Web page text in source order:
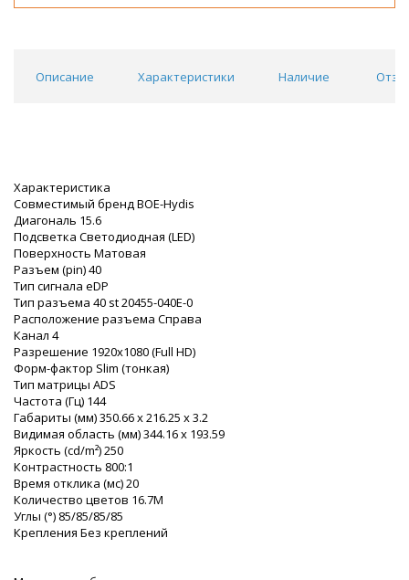
Описание Характеристики Наличие
Характеристика
Совместимый бренд BOE-Hydis
Диагональ 15.6
Подсветка Светодиодная (LED)
Поверхность Матовая
Разъем (pin) 40
Тип сигнала eDP
Тип разъема 40 st 20455-040E-0
Расположение разъема Справа
Канал 4
Разрешение 1920x1080 (Full HD)
Форм-фактор Slim (тонкая)
Тип матрицы ADS
Частота (Гц) 144
Габариты (мм) 350.66 x 216.25 x 3.2
Видимая область (мм) 344.16 x 193.59
Яркость (cd/m²) 250
Контрастность 800:1
Время отклика (мс) 20
Количество цветов 16.7M
Углы (°) 85/85/85/85
Крепления Без креплений